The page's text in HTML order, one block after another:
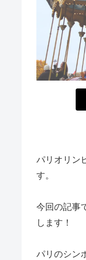
パリオリン
す。
今回の記事
します！
パリのシン